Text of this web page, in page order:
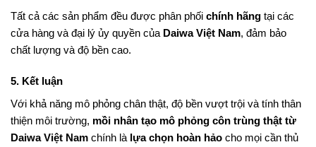
Tất cả các sản phẩm đều được phân phối chính hãng tại các
cửa hàng và đại lý ủy quyền của Daiwa Việt Nam, đảm bảo
chất lượng và độ bền cao.
5. Kết luận
Với khả năng mô phỏng chân thật, độ bền vượt trội và tính thân
thiện môi trường, mồi nhân tạo mô phỏng côn trùng thật từ
Daiwa Việt Nam chính là lựa chọn hoàn hảo cho mọi cần thủ